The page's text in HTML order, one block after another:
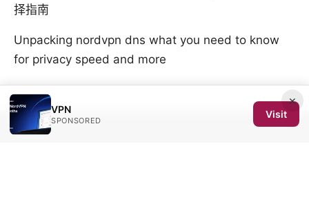
择指南
Unpacking nordvpn dns what you need to know
for privacy speed and more
×
VPN
SPONSORED
Visit
© 2026 SCOM 2025 Media LLC. All rights reserved.